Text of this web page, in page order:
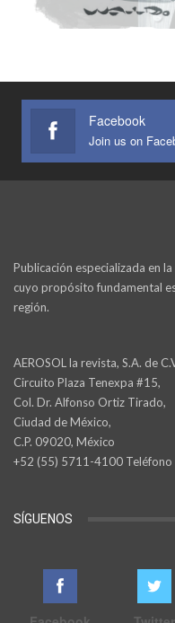
Facebook
Publicación especializada en
cuyo propósito fundamental
región.
AEROSOL la revista, S.A. de
Circuito Plaza Tenexpa #15,
Col. Dr. Alfonso Ortiz Tirado,
Ciudad de México,
C.P. 09020, México
+52 (55) 5711-4100 Teléfono
SÍGUENOS